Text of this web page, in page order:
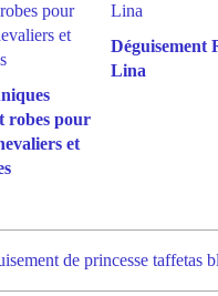
robes pour
et
Déguisement
Lina